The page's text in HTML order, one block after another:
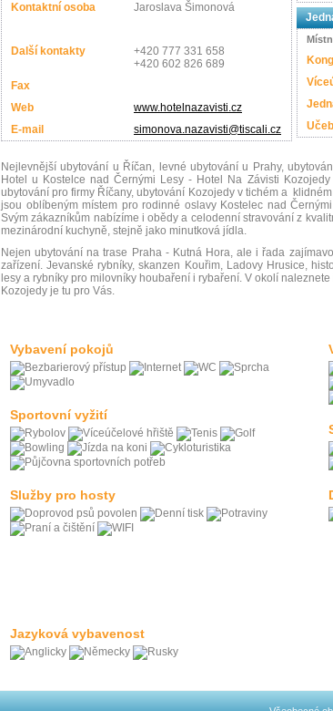
Kontaktní osoba Jaroslava Šimonová
Další kontakty
+420 777 331 658
+420 602 826 689
Fax
Web
www.hotelnazavisti.cz
E-mail
simonova.nazavisti@tiscali.cz
Nejlevnější ubytování u Říčan, levné ubytování u Prahy,
Hotel u Kostelce nad Černými Lesy - Hotel Na Závisti
ubytování pro firmy Říčany, ubytování Kozojedy v tichém a
jsou oblíbeným místem pro rodinné oslavy Kostelec nad
Svým zákazníkům nabízíme i obědy a celodenní stravování z
mezinárodní kuchyně, stejně jako minutková jídla.
Nejen ubytování na trase Praha - Kutná Hora, ale i řada
zařízení. Jevanské rybníky, skanzen Kouřim, Ladovy Hrusice,
lesy a rybníky pro milovníky houbaření i rybaření. V okolí
Kozojedy je tu pro Vás.
Vybavení pokojů
Sportovní vyžití
Služby pro hosty
Jazyková vybavenost